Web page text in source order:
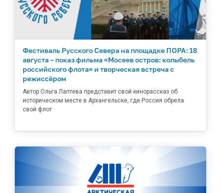
Фестиваль Русского Севера на площадке ПОРА: 18
августа – показ фильма «Мосеев остров: колыбель
российского флота» и творческая встреча с
режиссёром
Автор Ольга Лаптева представит свой кинорассказ об
историческом месте в Архангельске, где Россия обрела
свой флот